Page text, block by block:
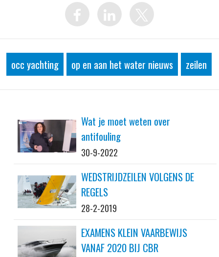
occ yachting op en aan het water nieuws zeilen
Wat je moet weten over
antifouling
30-9-2022
WEDSTRIJDZEILEN VOLGENS DE
REGELS
28-2-2019
EXAMENS KLEIN VAARBEWIJS
VANAF 2020 BIJ CBR